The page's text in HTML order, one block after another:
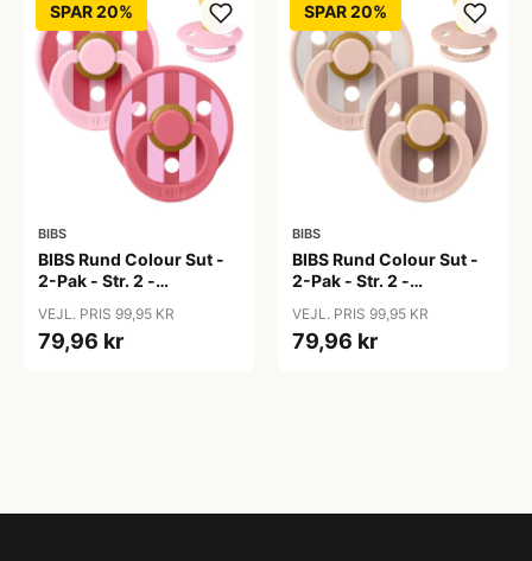
SPAR 20%
BIBS
BIBS Rund Colour Sut -
2-Pak - Str. 2 -
Studio - Baby Pink/Coral
Mix
VEJL. PRIS 99,95 KR
79,96 kr
SPAR 20%
BIBS
BIBS Rund Colour Sut -
2-Pak - Str. 2 -
Studio - Blush Mix
VEJL. PRIS 99,95 KR
79,96 kr